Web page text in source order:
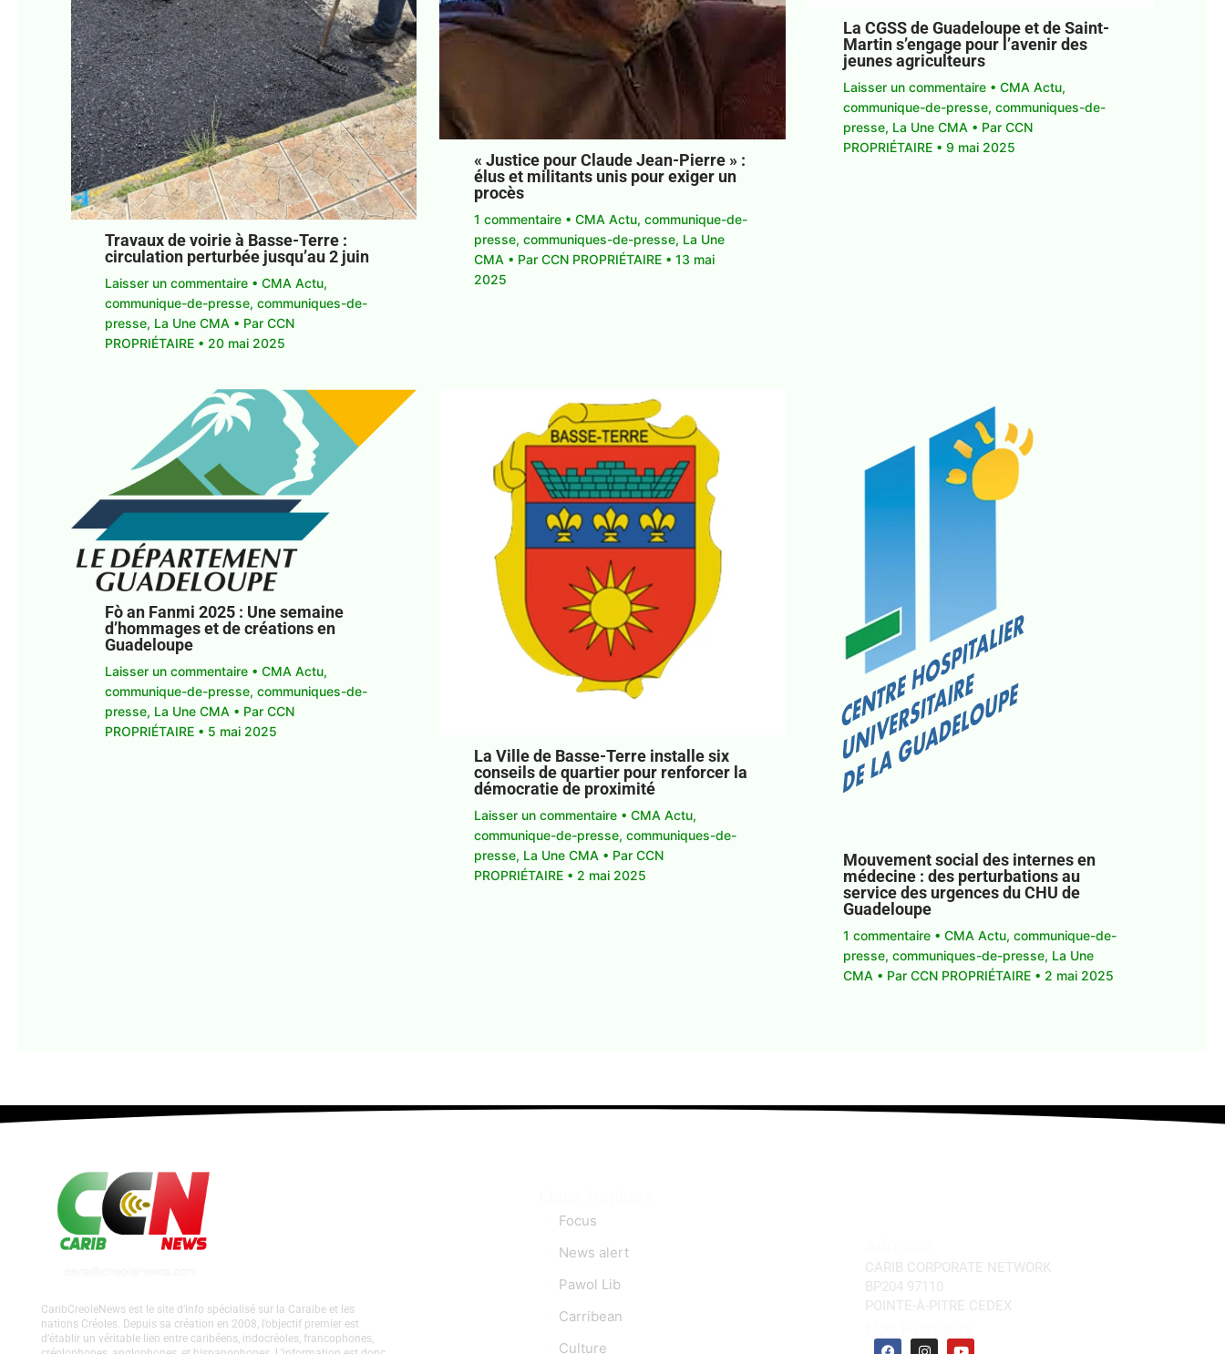
Travaux de voirie à Basse-Terre :
circulation perturbée jusqu’au 2 juin
Laisser un commentaire •CMA Actu,
communique-de-presse,communiques-de-
presse, La Une CMA • ParCCN
PROPRIÉTAIRE • 20 mai 2025
« Justice pour Claude Jean-Pierre » :
élus et militants unis pour exiger un
procès
1 commentaire •CMA Actu,communique-de-
presse,communiques-de-presse, La Une
CMA • ParCCN PROPRIÉTAIRE •13 mai
2025
La CGSS de Guadeloupe et de Saint-
Martin s’engage pour l’avenir des
jeunes agriculteurs
Laisser un commentaire • CMA Actu,
communique-de-presse, communiques-de-
presse, La Une CMA • Par CCN
PROPRIÉTAIRE • 9 mai 2025
Fò an Fanmi 2025 : Une semaine
d’hommages et de créations en
Guadeloupe
Laisser un commentaire •CMA Actu,
communique-de-presse,communiques-de-
presse, La Une CMA • ParCCN
PROPRIÉTAIRE • 5 mai 2025
La Ville de Basse-Terre installe six
conseils de quartier pour renforcer la
démocratie de proximité
Laisser un commentaire •CMA Actu,
communique-de-presse,communiques-de-
presse, La Une CMA • ParCCN
PROPRIÉTAIRE • 2 mai 2025
Mouvement social des internes en
médecine : des perturbations au
service des urgences du CHU de
Guadeloupe
1 commentaire • CMA Actu, communique-de-
presse, communiques-de-presse, La Une
CMA • Par CCN PROPRIÉTAIRE • 2 mai 2025
CaribCreoleNews est le site d’info spécialisé sur la Caraïbe et les
nations Créoles. Depuis sa création en 2008, l’objectif premier est
d’établir un véritable lien entre caribéens, indocréoles, francophones,
Focus
News alert
Pawol Lib
Carribean
Culture
CARIB CORPORATE NETWORK
BP204 97110
POINTE-À-PITRE CEDEX
F I Y